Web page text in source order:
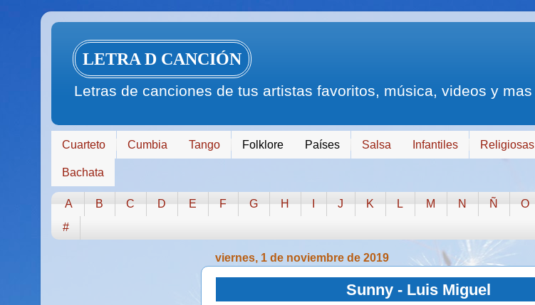
LETRA D CANCIÓN
Letras de canciones de tus artistas favoritos, música, videos y mas
Cuarteto Cumbia Tango Folklore Países Salsa Infantiles Religiosas
Bachata
A B C D E F G H J K L M N Ñ O
#
viernes, 1 de noviembre de 2019
Sunny - Luis Miguel